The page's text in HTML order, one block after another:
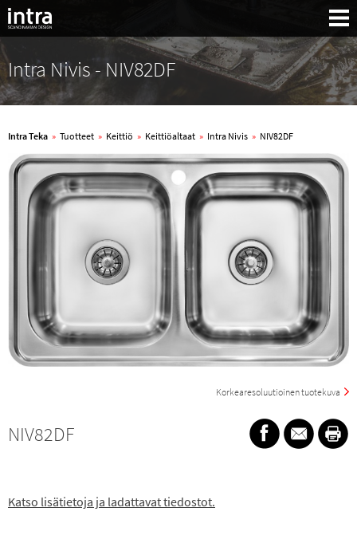
Haku:
Intra Nivis - NIV82DF
Intra Teka » Tuotteet » Keittiö » Keittiöaltaat » Intra Nivis » NIV82DF
Korkearesoluutioinen tuotekuva
NIV82DF
Katso lisätietoja ja ladattavat tiedostot.